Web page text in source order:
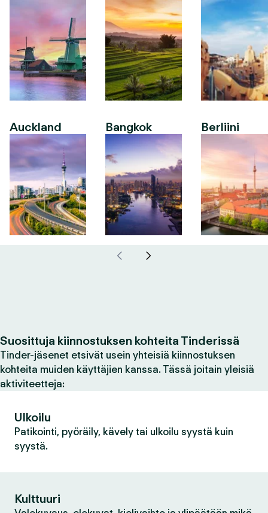
Auckland Bangkok Berliini
Suosittuja kiinnostuksen kohteita Tinderissä
Tinder-jäsenet etsivät usein yhteisiä kiinnostuksen
kohteita muiden käyttäjien kanssa. Tässä joitain yleisiä
aktiviteetteja:
Ulkoilu
Patikointi, pyöräily, kävely tai ulkoilu syystä kuin
syystä.
Kulttuuri